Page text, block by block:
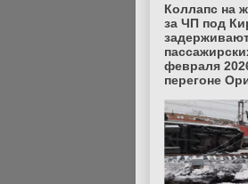
Коллапс на
за ЧП под
февраля
перегоне